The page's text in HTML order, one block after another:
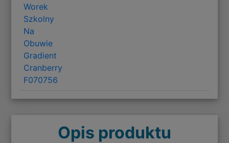
Worek
Szkolny
Na
Obuwie
Gradient
Cranberry
F070756
Opis produktu